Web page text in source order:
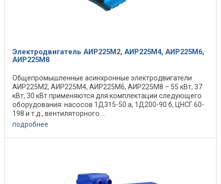
Электродвигатель АИР225М2, АИР225М4, АИР225М6,
АИР225М8
Общепромышленные асинхронные электродвигатели
АИР225М2, АИР225М4, АИР225М6, АИР225М8 – 55 кВт, 37
кВт, 30 кВт применяются для комплектации следующего
оборудования: насосов 1Д315-50 а, 1Д200-90 б, ЦНСГ 60-
198 и т.д., вентиляторного ...
подробнее